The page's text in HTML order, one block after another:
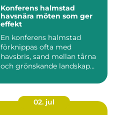
Konferens halmstad
havsnära möten som ger
effekt
En konferens halmstad
förknippas ofta med
havsbris, sand mellan tårna
och grönskande landskap
02. jul